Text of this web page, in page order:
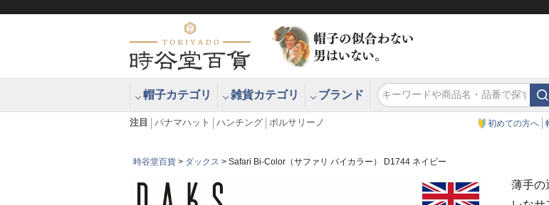
帽子カテゴリ 雑貨カテゴリ ブランド
注目 パナマハット ハンチング ボルサリーノ 初めての方へ
時谷堂百貨 ダックス Safari Bi-Color（サファリ バイカラー） D1744 ネイビー
薄手の